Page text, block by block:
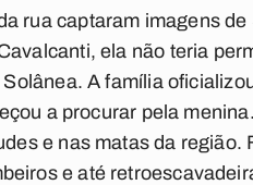
rua captaram imagens
ela não teria
A família
a procurar pela
e nas matas da
e até